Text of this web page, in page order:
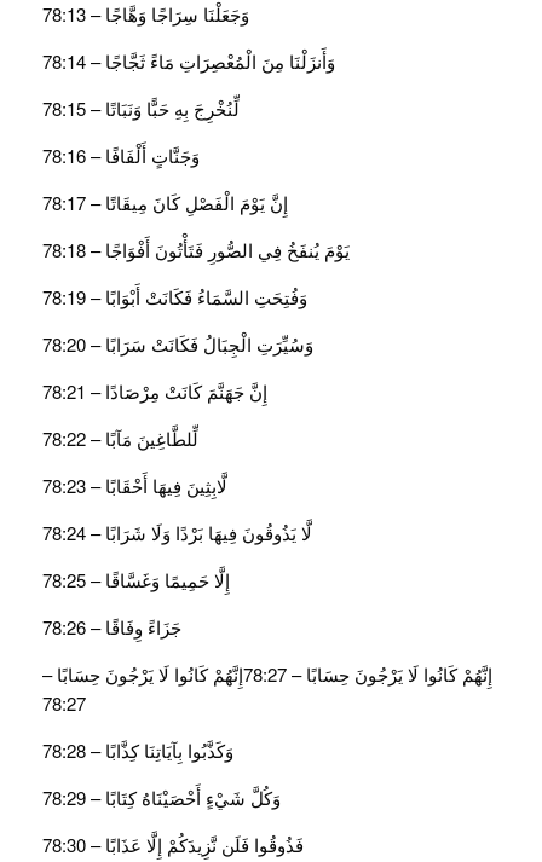
وَجَعَلْنَا سِرَاجًا وَهَّاجًا – 78:13
وَأَنزَلْنَا مِنَ الْمُعْصِرَاتِ مَاءً ثَجَّاجًا – 78:14
لِّنُخْرِجَ بِهِ حَبًّا وَنَبَاتًا – 78:15
وَجَنَّاتٍ أَلْفَافًا – 78:16
إِنَّ يَوْمَ الْفَصْلِ كَانَ مِيقَاتًا – 78:17
يَوْمَ يُنفَخُ فِي الصُّورِ فَتَأْتُونَ أَفْوَاجًا – 78:18
وَفُتِحَتِ السَّمَاءُ فَكَانَتْ أَبْوَابًا – 78:19
وَسُيِّرَتِ الْجِبَالُ فَكَانَتْ سَرَابًا – 78:20
إِنَّ جَهَنَّمَ كَانَتْ مِرْصَادًا – 78:21
لِّلطَّاغِينَ مَآبًا – 78:22
لَّابِثِينَ فِيهَا أَحْقَابًا – 78:23
لَّا يَذُوقُونَ فِيهَا بَرْدًا وَلَا شَرَابًا – 78:24
إِلَّا حَمِيمًا وَغَسَّاقًا – 78:25
جَزَاءً وِفَاقًا – 78:26
إِنَّهُمْ كَانُوا لَا يَرْجُونَ حِسَابًا – 78:27إِنَّهُمْ كَانُوا لَا يَرْجُونَ حِسَابًا –
78:27
وَكَذَّبُوا بِآيَاتِنَا كِذَّابًا – 78:28
وَكُلَّ شَيْءٍ أَحْصَيْنَاهُ كِتَابًا – 78:29
فَذُوقُوا فَلَن نَّزِيدَكُمْ إِلَّا عَذَابًا – 78:30